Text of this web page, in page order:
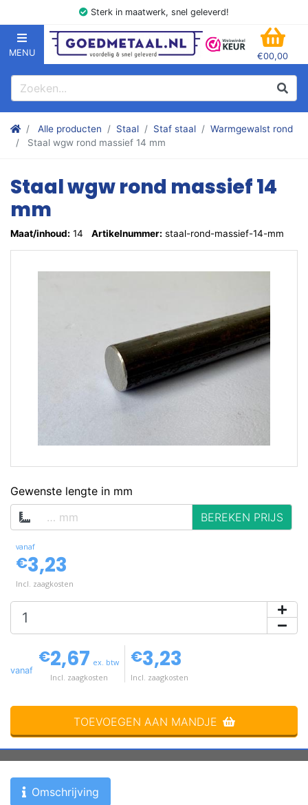
Sterk in maatwerk, snel geleverd!
MENU
GOEDMETAAL.NL
€00,00
Zoeken
Zoek
Stalen kokers, hoekstaal, Balk, Buizen Plat, Strippen, Plaat en
Alle producten Staal Staf staal
Warmgewalst rond
Staal wgw rond massief 14 mm
Staal wgw rond massief 14
mm
Maat/inhoud: 14 Artikelnummer: staal-rond-massief-14-mm
Gewenste lengte in mm
BEREKEN PRIJS
vanaf
€3,23
Incl. zaagkosten
vanaf
€2,67 ex. btw
Incl. zaagkosten
€3,23
Incl. zaagkosten
TOEVOEGEN AAN MANDJE
Omschrijving